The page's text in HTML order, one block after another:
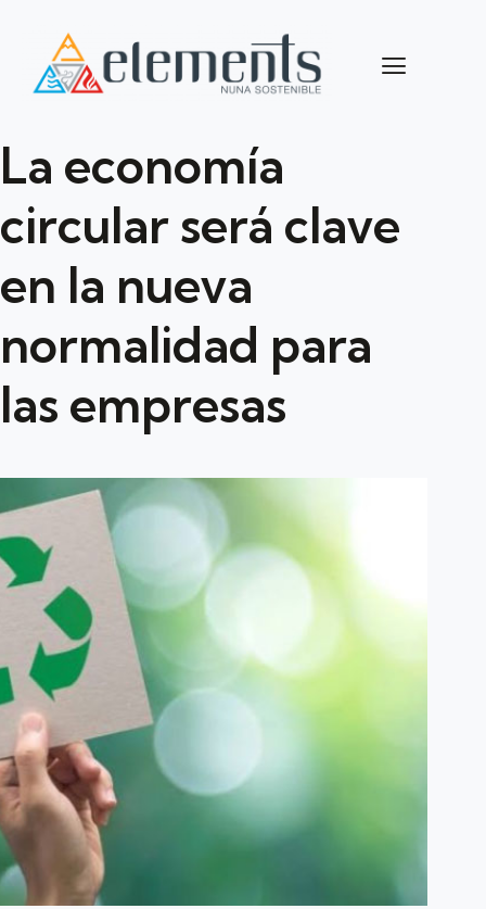
La economía
circular será clave
en la nueva
normalidad para
las empresas